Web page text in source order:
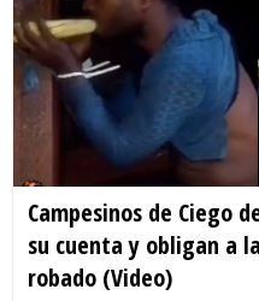
Campesinos de Ciego
su cuenta y obligan a
robado (Video)